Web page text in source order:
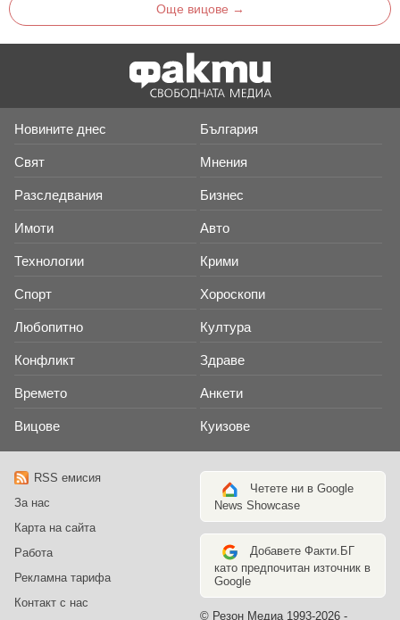
Мастилените пръсти
действителност на Милен
Русия и Запада
Въпроси на автомобилна
За българите избрали
от проблемите на пътя
Казахстан
Най-интересните новини от
Още вицове →
Новините днес България
Свят Мнения
Разследвания Бизнес
Имоти Авто
Технологии Крими
Спорт Хороскопи
Любопитно Култура
Конфликт Здраве
Времето Анкети
Вицове Куизове
RSS емисия
За нас
Карта на сайта
Работа
Рекламна тарифа
Контакт с нас
Четете ни в Google
News Showcase
Добавете Факти.БГ
като предпочитан източник в
Google
© Резон Медиа 1993-2026 -